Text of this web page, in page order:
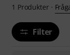
1 Produkter·
Filter